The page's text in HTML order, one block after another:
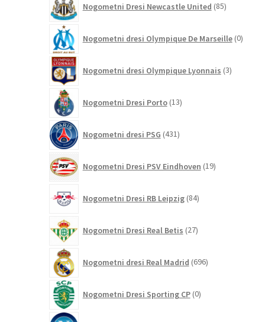
Nogometni Dresi Newcastle United 85izdelkov
Nogometni dresi Olympique De Marseille 0
Nogometni dresi Olympique Lyonnais 3izdelki
Nogometni Dresi Porto 13izdelkov
Nogometni dresi PSG 431izdelkov
Nogometni Dresi PSV Eindhoven 19izdelkov
Nogometni Dresi RB Leipzig 84izdelkov
Nogometni Dresi Real Betis 27izdelkov
Nogometni dresi Real Madrid 696izdelkov
Nogometni Dresi Sporting CP 0izdelkov